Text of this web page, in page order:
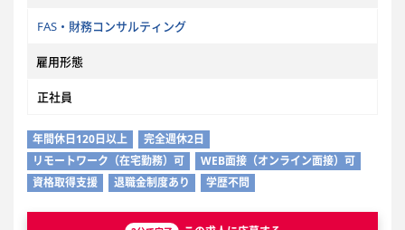
FAS・財務コンサルティング
雇用形態
正社員
年間休日120日以上
完全週休2日
リモートワーク（在宅勤務）可
WEB面接（オンライン面接）可
資格取得支援
退職金制度あり 学歴不問